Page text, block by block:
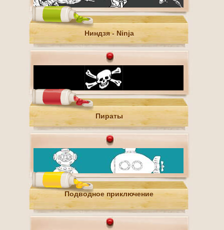
Ниндзя - Ninja
Пираты
Подводное приключение